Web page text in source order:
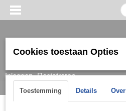
Inloggen Registreren
Cookies toestaan Opties
Toestemming Details Over